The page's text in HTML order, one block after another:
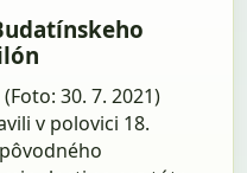
(Foto: 30. 7. 2021)
v polovici 18.